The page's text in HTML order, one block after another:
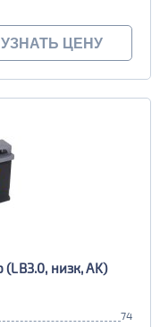
УЗНАТЬ ЦЕНУ
(LB3.0, низк, AK)
74